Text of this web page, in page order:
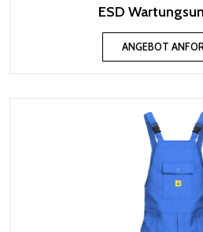
ESD
ANGEBOT